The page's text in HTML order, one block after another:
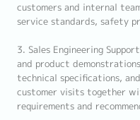
customers and internal
service standards, safety
3. Sales Engineering
and product
technical specifications,
customer visits together
requirements and